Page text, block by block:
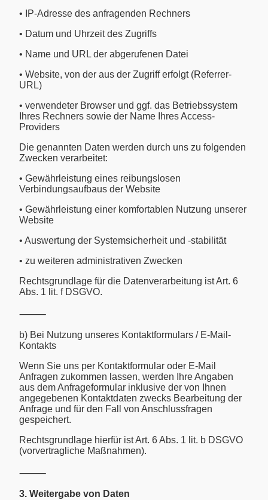
• IP-Adresse des anfragenden Rechners
• Datum und Uhrzeit des Zugriffs
• Name und URL der abgerufenen Datei
• Website, von der aus der Zugriff erfolgt (Referrer-
URL)
• verwendeter Browser und ggf. das Betriebssystem
Ihres Rechners sowie der Name Ihres Access-
Providers
Die genannten Daten werden durch uns zu folgenden
Zwecken verarbeitet:
• Gewährleistung eines reibungslosen
Verbindungsaufbaus der Website
• Gewährleistung einer komfortablen Nutzung unserer
Website
• Auswertung der Systemsicherheit und -stabilität
• zu weiteren administrativen Zwecken
Rechtsgrundlage für die Datenverarbeitung ist Art. 6
Abs. 1 lit. f DSGVO.
⸻
b) Bei Nutzung unseres Kontaktformulars / E-Mail-
Kontakts
Wenn Sie uns per Kontaktformular oder E-Mail
Anfragen zukommen lassen, werden Ihre Angaben
aus dem Anfrageformular inklusive der von Ihnen
angegebenen Kontaktdaten zwecks Bearbeitung der
Anfrage und für den Fall von Anschlussfragen
gespeichert.
Rechtsgrundlage hierfür ist Art. 6 Abs. 1 lit. b DSGVO
(vorvertragliche Maßnahmen).
⸻
3. Weitergabe von Daten